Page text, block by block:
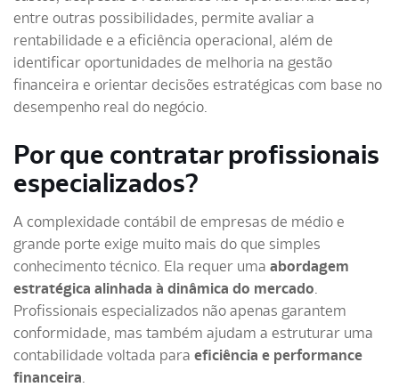
entre outras possibilidades, permite avaliar a
rentabilidade e a eficiência operacional, além de
identificar oportunidades de melhoria na gestão
financeira e orientar decisões estratégicas com base no
desempenho real do negócio.
Por que contratar profissionais
especializados?
A complexidade contábil de empresas de médio e
grande porte exige muito mais do que simples
conhecimento técnico. Ela requer uma abordagem
estratégica alinhada à dinâmica do mercado
Profissionais especializados não apenas garantem
conformidade, mas também ajudam a estruturar uma
contabilidade voltada para eficiência e performance
financeira